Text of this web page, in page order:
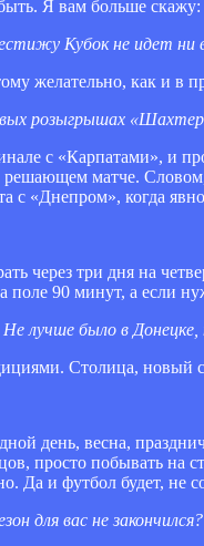
Я вам больше
Кубок не идет ни
желательно, как и в
розыгрышах
с «Карпатами», и
матче.
с «Днепром», когда
через три дня на
поле 90 минут, а если
лучше было в
Столица,
день, весна,
просто побывать на
Да и футбол будет, не
для вас не закончился?